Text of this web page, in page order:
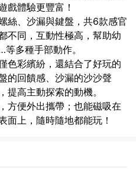
戲體驗更豐富！
絲、沙漏與鍵盤，共6款感官
不同，互動性極高，幫助幼
多種手部動作。
色彩繽紛，還結合了好玩的
的回饋感、沙漏的沙沙聲
提高主動探索的動機。
方便外出攜帶；也能磁吸在
面上，隨時隨地都能玩！